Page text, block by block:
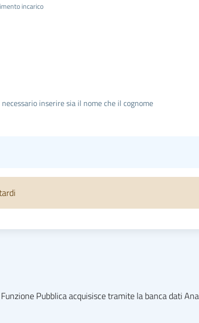
incarico
inserire sia il nome che il cognome
Pubblica acquisisce tramite la banca dati